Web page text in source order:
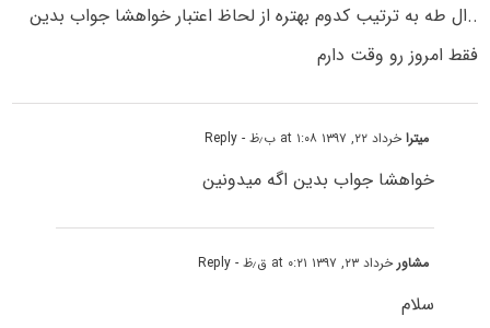
..ال طه به ترتیب کدوم بهتره از لحاظ اعتبار خواهشا جواب بدین
فقط امروز رو وقت دارم
میتراخرداد ۲۲, ۱۳۹۷ at ۱:۰۸ ب٫ظ - Reply
خواهشا جواب بدین اگه میدونین
مشاور خرداد ۲۳, ۱۳۹۷ at ۰:۲۱ ق٫ظ - Reply
سلام